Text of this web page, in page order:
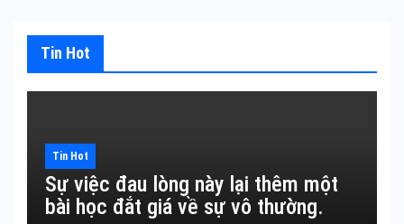
Tin Hot
Tin Hot
Sự việc đau lòng này lại thêm một
bài học đắt giá về sự vô thường.